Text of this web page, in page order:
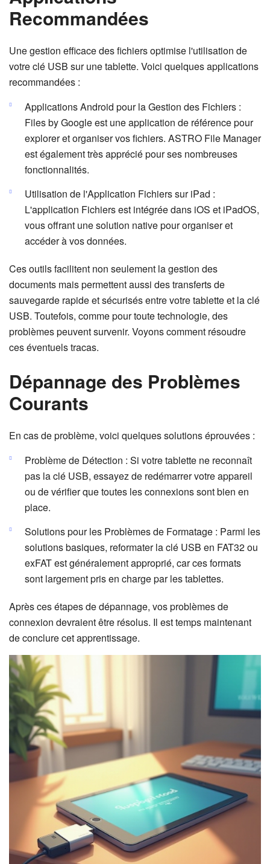
Recommandées
Une gestion efficace des fichiers optimise l'utilisation de
votre clé USB sur une tablette. Voici quelques applications
recommandées :
Applications Android pour la Gestion des Fichiers :
Files by Google est une application de référence pour
explorer et organiser vos fichiers. ASTRO File Manager
est également très apprécié pour ses nombreuses
fonctionnalités.
Utilisation de l'Application Fichiers sur iPad :
L'application Fichiers est intégrée dans iOS et iPadOS,
vous offrant une solution native pour organiser et
accéder à vos données.
Ces outils facilitent non seulement la gestion des
documents mais permettent aussi des transferts de
sauvegarde rapide et sécurisés entre votre tablette et la clé
USB. Toutefois, comme pour toute technologie, des
problèmes peuvent survenir. Voyons comment résoudre
ces éventuels tracas.
Dépannage des Problèmes
Courants
En cas de problème, voici quelques solutions éprouvées :
Problème de Détection : Si votre tablette ne reconnaît
pas la clé USB, essayez de redémarrer votre appareil
ou de vérifier que toutes les connexions sont bien en
place.
Solutions pour les Problèmes de Formatage : Parmi les
solutions basiques, reformater la clé USB en FAT32 ou
exFAT est généralement approprié, car ces formats
sont largement pris en charge par les tablettes.
Après ces étapes de dépannage, vos problèmes de
connexion devraient être résolus. Il est temps maintenant
de conclure cet apprentissage.